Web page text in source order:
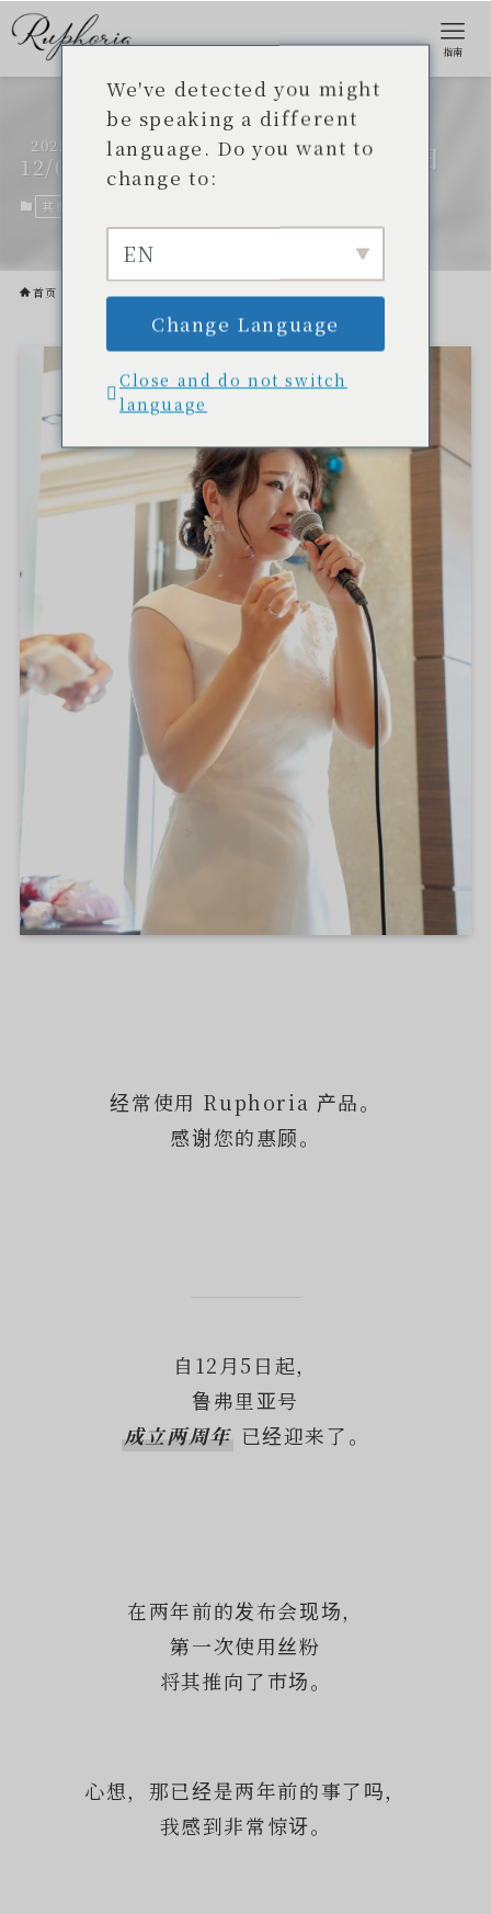
指南
Rufolia迎来了两周年纪念日
2025
12/05
其他
首页
经常使用 Ruphoria 产品。
感谢您的惠顾。
自12月5日起，
鲁弗里亚号
成立两周年 已经迎来了。
在两年前的发布会现场，
第一次使用丝粉
将其推向了市场。
心想，那已经是两年前的事了吗，
我感到非常惊讶。
We've detected you might
be speaking a different
language. Do you want to
change to:
EN
Change Language
Close and do not switch
language